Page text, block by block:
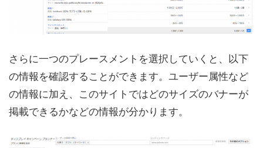
さらに一つのプレースメントを選択していくと、以下
の情報を確認することができます。ユーザー属性など
の情報に加え、このサイトではどのサイズのバナーが
掲載できるかなどの情報が分かります。